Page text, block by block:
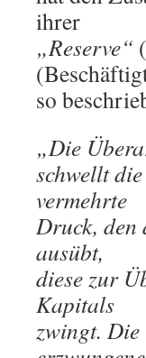
ihrer
„Reserve“
so
„Die
schwellt
vermehrte
Druck, den
ausübt,
diese zur
Kapitals
zwingt. Die